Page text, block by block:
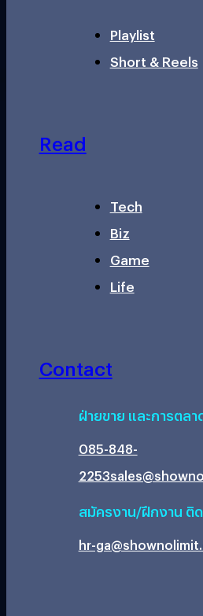
Playlist
Short & Reels
Read
Tech
Biz
Game
Life
Contact
ฝ่ายขาย และการตลา
085-848-
2253
สมัครงาน/ฝึกงาน ติ
hr-